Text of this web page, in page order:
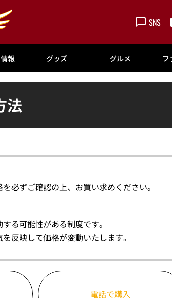
SNS
報 グッズ グルメ フ
法
必ずご確認の上、お買い求めください。
る可能性がある制度です。
反映して価格が変動いたします。
電話で購入